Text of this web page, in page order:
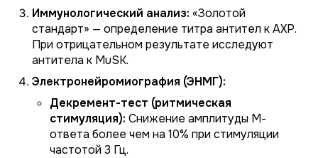
Иммунологический анализ: «Золотой
стандарт» — определение титра антител к АХР.
При отрицательном результате исследуют
антитела к MuSK.
Электронейромиография (ЭНМГ):
Декремент-тест (ритмическая
стимуляция): Снижение амплитуды М-
ответа более чем на 10% при стимуляции
частотой 3 Гц.